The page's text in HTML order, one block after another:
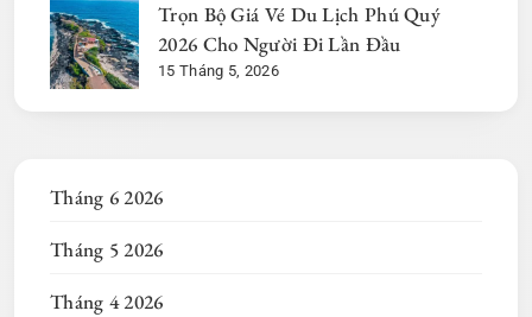
Trọn Bộ Giá Vé Du Lịch Phú Quý
2026 Cho Người Đi Lần Đầu
15 Tháng 5, 2026
Tháng 6 2026
Tháng 5 2026
Tháng 4 2026